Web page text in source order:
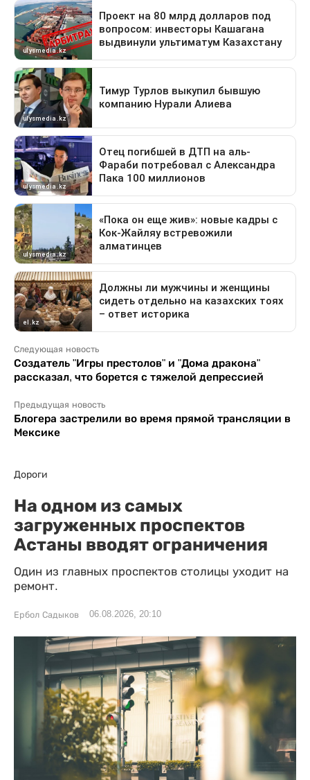
Следующая новость
Создатель "Игры престолов" и "Дома дракона"
рассказал, что борется с тяжелой депрессией
Предыдущая новость
Блогера застрелили во время прямой трансляции в
Мексике
Дороги
На одном из самых
загруженных проспектов
Астаны вводят ограничения
Один из главных проспектов столицы уходит на
ремонт.
Ербол Садыков 06.08.2026, 20:10